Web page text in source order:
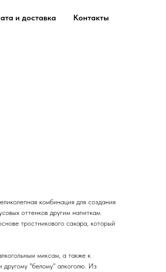
и доставка Контакты
комбинация для создания
оттенков другим напиткам.
тростникового сахара, который
миксам, а также к
другому "белому" алкоголю. Из